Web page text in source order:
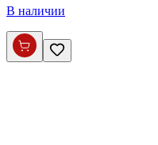
В наличии